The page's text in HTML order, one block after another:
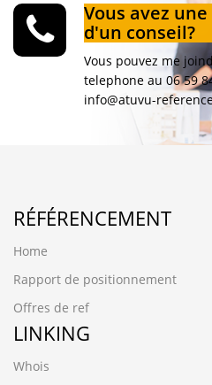
Vous avez
d'un conseil?
Vous pouvez me
telephone au 06 59
info@atuvu-
RÉFÉRENCEMENT
Home
Rapport de positionnement
Offres de ref
LINKING
Whois